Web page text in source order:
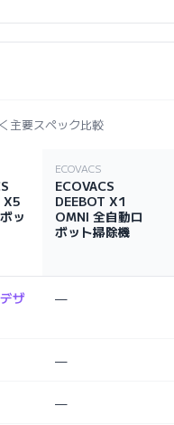
主要スペック比較
X5
ッ
ECOVACS
ECOVACS
DEEBOT X1
OMNI 全自動ロ
ボット掃除機
ザ
—
—
—